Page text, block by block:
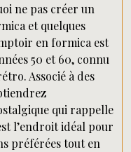
ne pas créer un
et quelques
en formica est
50 et 60, connu
Associé à des
qui rappelle
l’endroit idéal pour
préférées tout en